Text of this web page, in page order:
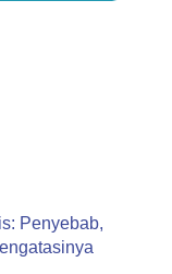
Penyebab,